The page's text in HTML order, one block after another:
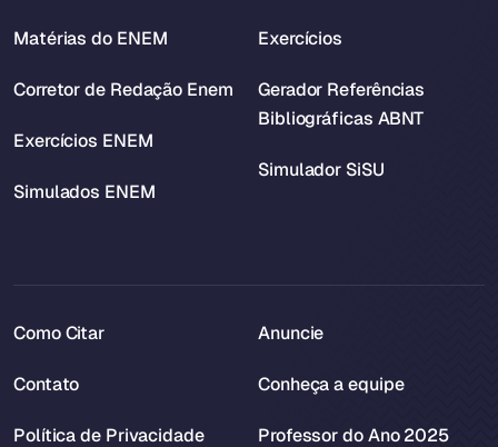
Matérias do ENEM
Corretor de Redação Enem
Exercícios ENEM
Simulados ENEM
Exercícios
Gerador Referências
Bibliográficas ABNT
Simulador SiSU
Como Citar
Contato
Política de Privacidade
Anuncie
Conheça a equipe
Professor do Ano 2025